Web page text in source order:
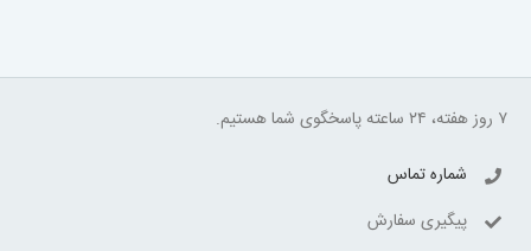
۷ روز هفته، ۲۴ ساعته پاسخگوی شما هستیم.
شماره تماس
پیگیری سفارش